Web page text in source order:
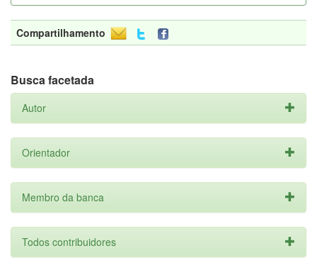
Compartilhamento
Busca facetada
Autor
Orientador
Membro da banca
Todos contribuidores